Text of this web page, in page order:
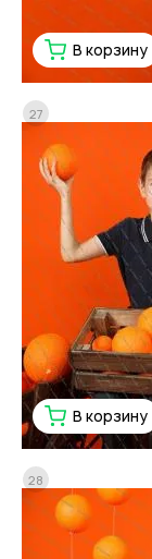
В корзину
В корзину
27
28